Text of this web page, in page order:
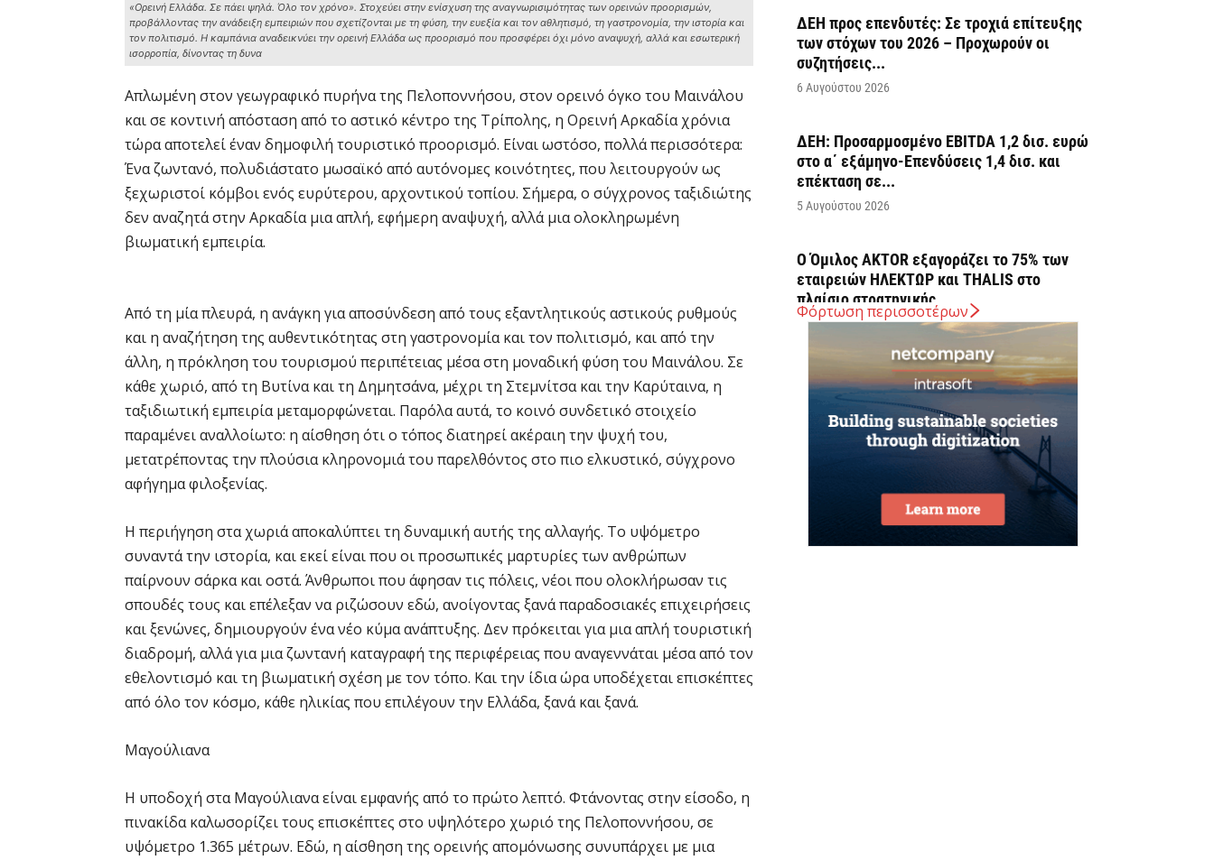
«Ορεινή Ελλάδα. Σε πάει ψηλά. Όλο τον χρόνο». Στοχεύει στην ενίσχυση της αναγνωρισιμότητας των ορεινών προορισμών,
προβάλλοντας την ανάδειξη εμπειριών που σχετίζονται με τη φύση, την ευεξία και τον αθλητισμό, τη γαστρονομία, την ιστορία και
τον πολιτισμό. H καμπάνια αναδεικνύει την ορεινή Ελλάδα ως προορισμό που προσφέρει όχι μόνο αναψυχή, αλλά και εσωτερική
ισορροπία, δίνοντας τη δυνα
Απλωμένη στον γεωγραφικό πυρήνα της Πελοποννήσου, στον ορεινό όγκο του Μαινάλου
και σε κοντινή απόσταση από το αστικό κέντρο της Τρίπολης, η Ορεινή Αρκαδία χρόνια
τώρα αποτελεί έναν δημοφιλή τουριστικό προορισμό. Είναι ωστόσο, πολλά περισσότερα:
Ένα ζωντανό, πολυδιάστατο μωσαϊκό από αυτόνομες κοινότητες, που λειτουργούν ως
ξεχωριστοί κόμβοι ενός ευρύτερου, αρχοντικού τοπίου. Σήμερα, ο σύγχρονος ταξιδιώτης
δεν αναζητά στην Αρκαδία μια απλή, εφήμερη αναψυχή, αλλά μια ολοκληρωμένη
βιωματική εμπειρία.
Από τη μία πλευρά, η ανάγκη για αποσύνδεση από τους εξαντλητικούς αστικούς ρυθμούς
και η αναζήτηση της αυθεντικότητας στη γαστρονομία και τον πολιτισμό, και από την
άλλη, η πρόκληση του τουρισμού περιπέτειας μέσα στη μοναδική φύση του Μαινάλου. Σε
κάθε χωριό, από τη Βυτίνα και τη Δημητσάνα, μέχρι τη Στεμνίτσα και την Καρύταινα, η
ταξιδιωτική εμπειρία μεταμορφώνεται. Παρόλα αυτά, το κοινό συνδετικό στοιχείο
παραμένει αναλλοίωτο: η αίσθηση ότι ο τόπος διατηρεί ακέραιη την ψυχή του,
μετατρέποντας την πλούσια κληρονομιά του παρελθόντος στο πιο ελκυστικό, σύγχρονο
αφήγημα φιλοξενίας.
Η περιήγηση στα χωριά αποκαλύπτει τη δυναμική αυτής της αλλαγής. Tο υψόμετρο
συναντά την ιστορία, και εκεί είναι που οι προσωπικές μαρτυρίες των ανθρώπων
παίρνουν σάρκα και οστά. Άνθρωποι που άφησαν τις πόλεις, νέοι που ολοκλήρωσαν τις
σπουδές τους και επέλεξαν να ριζώσουν εδώ, ανοίγοντας ξανά παραδοσιακές επιχειρήσεις
και ξενώνες, δημιουργούν ένα νέο κύμα ανάπτυξης. Δεν πρόκειται για μια απλή τουριστική
διαδρομή, αλλά για μια ζωντανή καταγραφή της περιφέρειας που αναγεννάται μέσα από τον
εθελοντισμό και τη βιωματική σχέση με τον τόπο. Και την ίδια ώρα υποδέχεται επισκέπτες
από όλο τον κόσμο, κάθε ηλικίας που επιλέγουν την Ελλάδα, ξανά και ξανά.
Μαγούλιανα
Η υποδοχή στα Μαγούλιανα είναι εμφανής από το πρώτο λεπτό. Φτάνοντας στην είσοδο, η
πινακίδα καλωσορίζει τους επισκέπτες στο υψηλότερο χωριό της Πελοποννήσου, σε
υψόμετρο 1.365 μέτρων. Εδώ, η αίσθηση της ορεινής απομόνωσης συνυπάρχει με μια
ΔΕΗ προς επενδυτές: Σε τροχιά επίτευξης
των στόχων του 2026 – Προχωρούν οι
συζητήσεις...
6 Αυγούστου 2026
ΔΕΗ: Προσαρμοσμένο EBITDA 1,2 δισ. ευρώ
στο α΄ εξάμηνο-Επενδύσεις 1,4 δισ. και
επέκταση σε...
5 Αυγούστου 2026
Ο Όμιλος AKTOR εξαγοράζει το 75% των
εταιρειών ΗΛΕΚΤΩΡ και THALIS στο
πλαίσιο στρατηγικής...
5 Αυγούστου 2026
HELLENiQ ENERGY: Με EBITDA 734 εκατ.
ευρώ στο α΄ εξάμηνο
5 Αυγούστου 2026
δισεκατομμύριο ευρώ από τόκους
παγωμένων ρωσικών περιουσιακών
Φόρτωση περισσοτέρων